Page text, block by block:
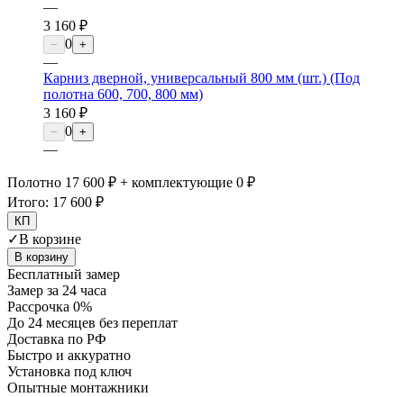
—
3 160 ₽
− 0 +
—
Карниз дверной, универсальный 800 мм (шт.) (Под
полотна 600, 700, 800 мм)
3 160 ₽
− 0 +
—
Полотно 17 600 ₽ + комплектующие 0 ₽
Итого: 17 600 ₽
КП
✓В корзине
В корзину
Бесплатный замер
Замер за 24 часа
Рассрочка 0%
До 24 месяцев без переплат
Доставка по РФ
Быстро и аккуратно
Установка под ключ
Опытные монтажники